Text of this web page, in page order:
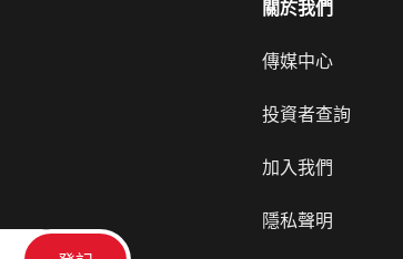
關於我們
傳媒中心
投資者查詢
加入我們
隱私聲明